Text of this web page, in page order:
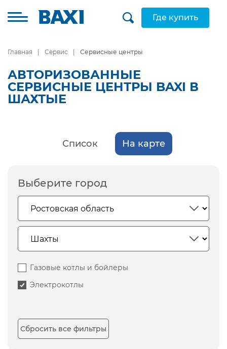
Где купить
Главная Сервис Сервисные центры
АВТОРИЗОВАННЫЕ
СЕРВИСНЫЕ ЦЕНТРЫ BAXI В
ШАХТЫЕ
Список На карте
Выберите город
Газовые котлы и бойлеры
Электрокотлы
Сбросить все фильтры